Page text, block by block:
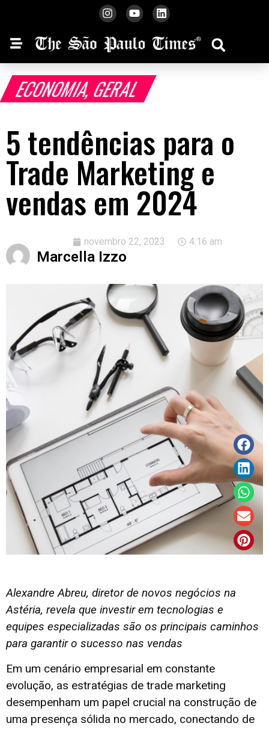
ECONOMIA
,GERAL
5 tendências para o
Trade Marketing e
vendas em 2024
Marcella Izzo
novembro 22, 2023 4:16 am
Alexandre Abreu, diretor de novos negócios na
Astéria, revela que investir em tecnologias e
equipes especializadas são os principais caminhos
para garantir o sucesso nas vendas
Em um cenário empresarial em constante
evolução, as estratégias de trade marketing
desempenham um papel crucial na construção de
uma presença sólida no mercado, conectando de